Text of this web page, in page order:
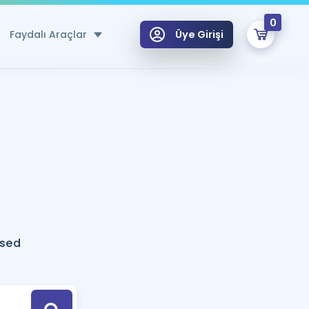
Faydalı Araçlar
Hesaplama Aracı
için Öneriler
Tek Takvimde
Üye Girişi
0
Hoca ile seni sınava hazırlayacak onlarca eğitim seni bekliyor!